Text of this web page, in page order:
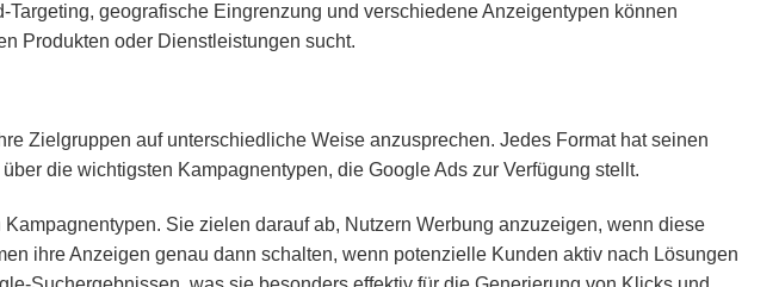
geografische Eingrenzung und verschiedene Anzeigentypen können
Produkten oder Dienstleistungen sucht.
Zielgruppen auf unterschiedliche Weise anzusprechen. Jedes Format hat seinen
die wichtigsten Kampagnentypen, die Google Ads zur Verfügung stellt.
Sie zielen darauf ab, Nutzern Werbung anzuzeigen, wenn diese
ihre Anzeigen genau dann schalten, wenn potenzielle Kunden aktiv nach Lösungen